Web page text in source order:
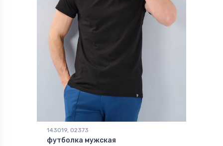
143019, 02373
футболка мужская